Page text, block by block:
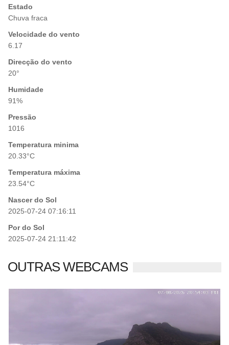
Estado
Chuva fraca
Velocidade do vento
6.17
Direcção do vento
20°
Humidade
91%
Pressão
1016
Temperatura minima
20.33°C
Temperatura máxima
23.54°C
Nascer do Sol
2025-07-24 07:16:11
Por do Sol
2025-07-24 21:11:42
OUTRAS WEBCAMS